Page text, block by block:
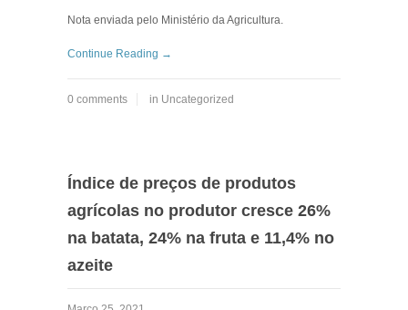
Nota enviada pelo Ministério da Agricultura.
Continue Reading →
0 comments in Uncategorized
Índice de preços de produtos
agrícolas no produtor cresce 26%
na batata, 24% na fruta e 11,4% no
azeite